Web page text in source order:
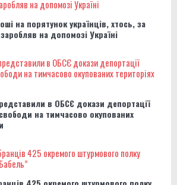
на порятунок українців, хтось, за
на допомозі Україні
в ОБСЄ докази депортації
на тимчасово окупованих